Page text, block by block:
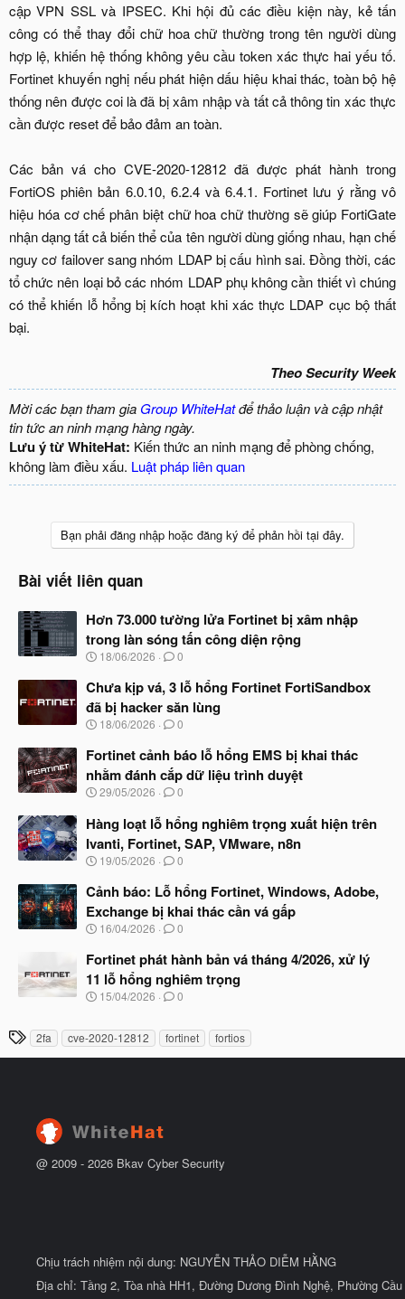
cập VPN SSL và IPSEC. Khi hội đủ các điều kiện này, kẻ tấn
công có thể thay đổi chữ hoa chữ thường trong tên người dùng
hợp lệ, khiến hệ thống không yêu cầu token xác thực hai yếu tố.
Fortinet khuyến nghị nếu phát hiện dấu hiệu khai thác, toàn bộ hệ
thống nên được coi là đã bị xâm nhập và tất cả thông tin xác thực
cần được reset để bảo đảm an toàn.
Các bản vá cho CVE-2020-12812 đã được phát hành trong
FortiOS phiên bản 6.0.10, 6.2.4 và 6.4.1. Fortinet lưu ý rằng vô
hiệu hóa cơ chế phân biệt chữ hoa chữ thường sẽ giúp FortiGate
nhận dạng tất cả biến thể của tên người dùng giống nhau, hạn chế
nguy cơ failover sang nhóm LDAP bị cấu hình sai. Đồng thời, các
tổ chức nên loại bỏ các nhóm LDAP phụ không cần thiết vì chúng
có thể khiến lỗ hổng bị kích hoạt khi xác thực LDAP cục bộ thất
bại.
Theo Security Week
Mời các bạn tham gia Group WhiteHatđể thảo luận và cập nhật
tin tức an ninh mạng hàng ngày.
Lưu ý từ WhiteHat: Kiến thức an ninh mạng để phòng chống,
không làm điều xấu. Luật pháp liên quan
Bạn phải đăng nhập hoặc đăng ký để phản hồi tại đây.
Bài viết liên quan
Hơn 73.000 tường lửa Fortinet bị xâm nhập
trong làn sóng tấn công diện rộng
N
à
b
ắ
đ
ầ
u
18/06/2026 0
Chưa kịp vá, 3 lỗ hổng Fortinet FortiSandbox
đã bị hacker săn lùng
N
à
y
b
ắ
đ
ầ
u
18/06/2026 0
Fortinet cảnh báo lỗ hổng EMS bị khai thác
nhằm đánh cắp dữ liệu trình duyệt
N
à
y
b
ắ
đ
ầ
u
29/05/2026 0
Hàng loạt lỗ hổng nghiêm trọng xuất hiện trên
Ivanti, Fortinet, SAP, VMware, n8n
N
à
b
ắ
đ
u
19/05/2026 0
Cảnh báo: Lỗ hổng Fortinet, Windows, Adobe,
Exchange bị khai thác cần vá gấp
N
à
ắ
đ
ầ
u
16/04/2026 0
Fortinet phát hành bản vá tháng 4/2026, xử lý
11 lỗ hổng nghiêm trọng
N
y
u
15/04/2026 0
T
h
2fa cve-2020-12812 fortinet fortios
@ 2009 - 2026 Bkav Cyber Security
Chịu trách nhiệm nội dung: NGUYỄN THẢO DIỄM HẰNG
Địa chỉ: Tầng 2, Tòa nhà HH1, Đường Dương Đình Nghệ, Phường